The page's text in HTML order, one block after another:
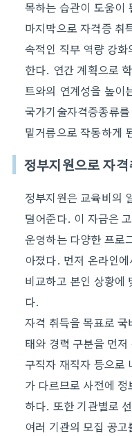
목하는 습관이 도움이
마지막으로 자격증 취
속적인 직무 역량 강
한다. 연간 계획으로
트와의 연계성을 높이
국가기술자격증종류
밑거름으로 작동하게
정부지원으로 자
정부지원은 교육비의
덜어준다. 이 자금은
운영하는 다양한 프로
아졌다. 먼저 온라인
비교하고 본인 상황에
다.
자격 취득을 목표로
태와 경력 구분을 먼
구직자 재직자 등으로
가 다르므로 사전에
하다. 또한 기관별로
여러 기관의 모집 공